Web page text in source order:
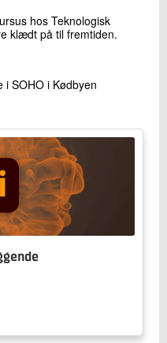
udvikling
jura
hos Teknologisk
klædt på til fremtiden.
i SOHO i Kødbyen